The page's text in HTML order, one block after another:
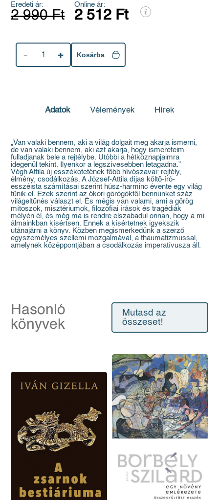
Eredeti ár:
2 990 Ft
Online ár:
2 512 Ft
1 Kosárba
Adatok Vélemények Hírek
„Van valaki bennem, aki a világ dolgait meg akarja ismerni,
de van valaki bennem, aki azt akarja, hogy ismereteim
fulladjanak bele a rejtélybe. Utóbbi a hétköznapjaimra
idegenül tekint. Ilyenkor a legszívesebben letagadna.”
Végh Attila új esszékötetének főbb hívószavai: rejtély,
élmény, csodálkozás. A József-Attila díjas költő-író-
esszéista számításai szerint húsz-harminc évente egy világ
tűnik el. Ezek szerint az ókori görögöktől bennünket száz
világeltűnés választ el. És mégis van valami, ami a görög
mítoszok, misztériumok, filozófiai írások és tragédiák
mélyén él, és még ma is rendre elszabadul onnan, hogy a mi
álmainkban kísértsen. Ennek a kísértetnek igyekszik
utánajárni a könyv. Közben megismerkedünk a szerző
egyszemélyes szellemi mozgalmával, a thaumatizmussal,
amelynek középpontjában a csodálkozás imperatívusza áll.
Hasonló
könyvek
Mutasd az
összeset!